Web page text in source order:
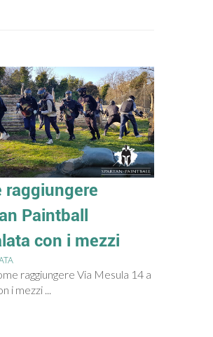
raggiungere
Paintball
con i mezzi
raggiungere Via Mesula 14 a
i mezzi ...